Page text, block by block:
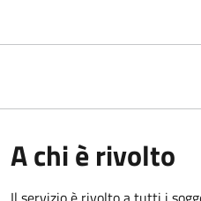
A chi è rivolto